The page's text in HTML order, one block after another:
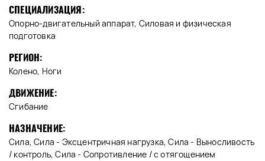
СПЕЦИАЛИЗАЦИЯ:
Опорно-двигательный аппарат, Силовая и физическая
подготовка
РЕГИОН:
Колено, Ноги
ДВИЖЕНИЕ:
Сгибание
НАЗНАЧЕНИЕ:
Сила, Сила - Эксцентричная нагрузка, Сила - Выносливость
/ контроль, Сила - Сопротивление / с отягощением